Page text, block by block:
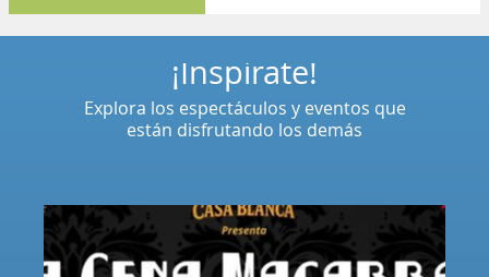
¡Inspírate!
Explora los espectáculos y eventos que
están disfrutando los demás